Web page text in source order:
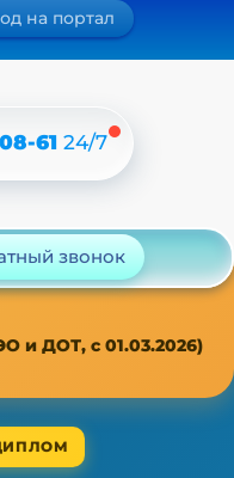
на портал
6124/7
звонок
и ДОТ, с 01.03.2026)